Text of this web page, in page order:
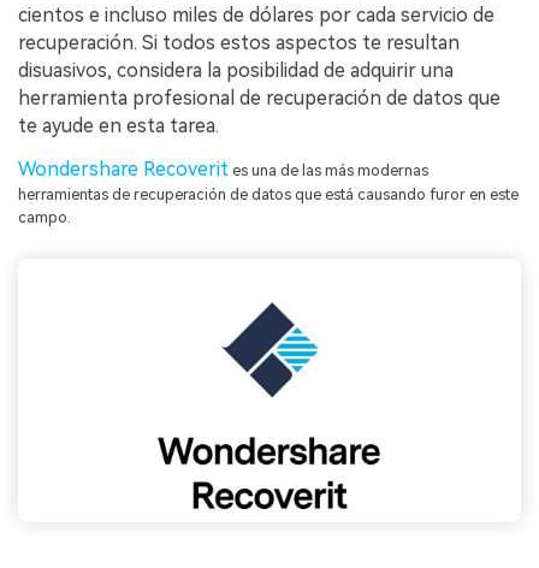
cientos e incluso miles de dólares por cada servicio de
recuperación. Si todos estos aspectos te resultan
disuasivos, considera la posibilidad de adquirir una
herramienta profesional de recuperación de datos que
te ayude en esta tarea.
Wondershare Recoverit es una de las más modernas
herramientas de recuperación de datos que está causando furor en este
campo.